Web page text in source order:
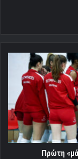
«μάχη»
Ντούκλα
Λίμπερετς
Πρώτη